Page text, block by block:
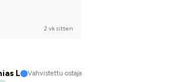
2 vk sitten
L
Vahvistettu ostaja